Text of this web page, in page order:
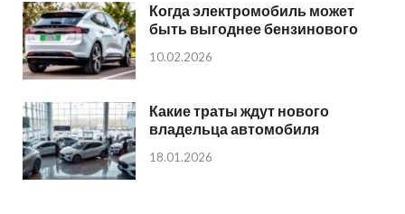
Когда электромобиль может
быть выгоднее бензинового
10.02.2026
Какие траты ждут нового
владельца автомобиля
18.01.2026